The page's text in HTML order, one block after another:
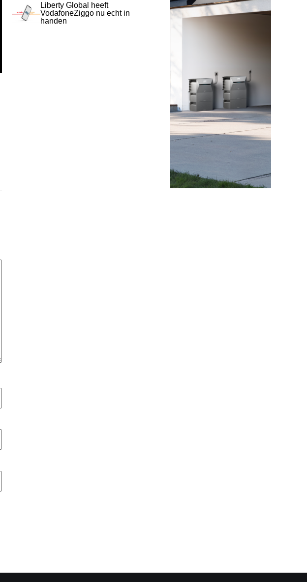
Liberty Global heeft
VodafoneZiggo nu echt in
handen